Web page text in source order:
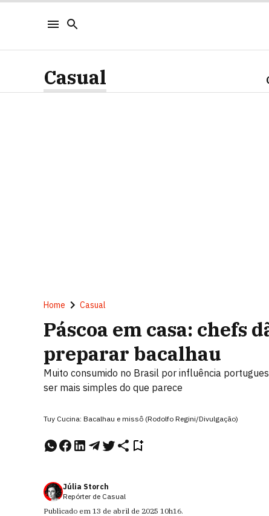
Casual
Home Casual
Páscoa em casa: chefs
preparar bacalhau
Muito consumido no Brasil por influência
ser mais simples do que parece
Tuy Cucina: Bacalhau e missô (Rodolfo Regini/Divulgação)
Júlia Storch
Repórter de Casual
Publicado em 13 de abril de 2025 10h16.